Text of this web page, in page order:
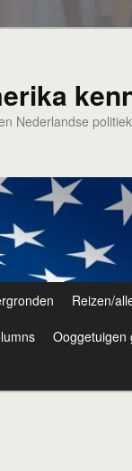
Nederlandse politiek
Reizen/
Ooggetuigen